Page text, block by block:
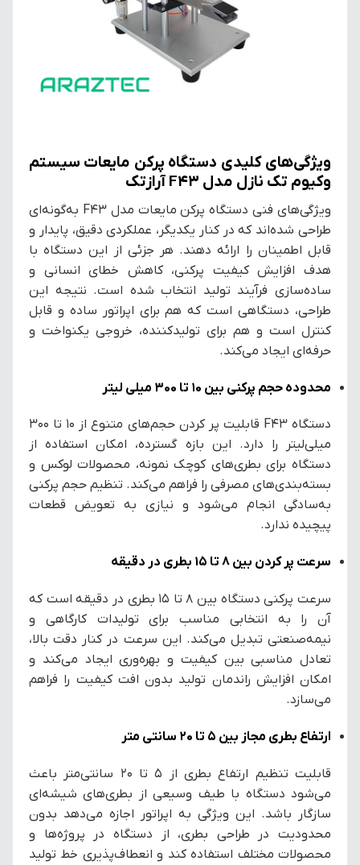
ویژگی‌های کلیدی دستگاه پرکن مایعات سیستم
وکیوم تک نازل مدل F43 آرازتک
ویژگی‌های فنی دستگاه پرکن مایعات مدل F43 به‌گونه‌ای
طراحی شده‌اند که در کنار یکدیگر، عملکردی دقیق، پایدار و
قابل اطمینان را ارائه دهند. هر جزئی از این دستگاه با
هدف افزایش کیفیت پرکنی، کاهش خطای انسانی و
ساده‌سازی فرآیند تولید انتخاب شده است. نتیجه این
طراحی، دستگاهی است که هم برای اپراتور ساده و قابل
کنترل است و هم برای تولیدکننده، خروجی یکنواخت و
حرفه‌ای ایجاد می‌کند.
محدوده حجم پرکنی بین 10 تا 300 میلی لیتر
دستگاه F43 قابلیت پر کردن حجم‌های متنوع از ۱۰ تا ۳۰۰
میلی‌لیتر را دارد. این بازه گسترده، امکان استفاده از
دستگاه برای بطری‌های کوچک نمونه، محصولات لوکس و
بسته‌بندی‌های مصرفی را فراهم می‌کند. تنظیم حجم پرکنی
به‌سادگی انجام می‌شود و نیازی به تعویض قطعات
پیچیده ندارد.
سرعت پر کردن بین 8 تا 15 بطری در دقیقه
سرعت پرکنی دستگاه بین ۸ تا ۱۵ بطری در دقیقه است که
آن را به انتخابی مناسب برای تولیدات کارگاهی و
نیمه‌صنعتی تبدیل می‌کند. این سرعت در کنار دقت بالا،
تعادل مناسبی بین کیفیت و بهره‌وری ایجاد می‌کند و
امکان افزایش راندمان تولید بدون افت کیفیت را فراهم
می‌سازد.
ارتفاع بطری مجاز بین 5 تا 20 سانتی متر
قابلیت تنظیم ارتفاع بطری از ۵ تا ۲۰ سانتی‌متر باعث
می‌شود دستگاه با طیف وسیعی از بطری‌های شیشه‌ای
سازگار باشد. این ویژگی به اپراتور اجازه می‌دهد بدون
محدودیت در طراحی بطری، از دستگاه در پروژه‌ها و
محصولات مختلف استفاده کند و انعطاف‌پذیری خط تولید